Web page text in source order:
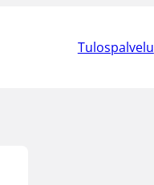
Tulospalvelu